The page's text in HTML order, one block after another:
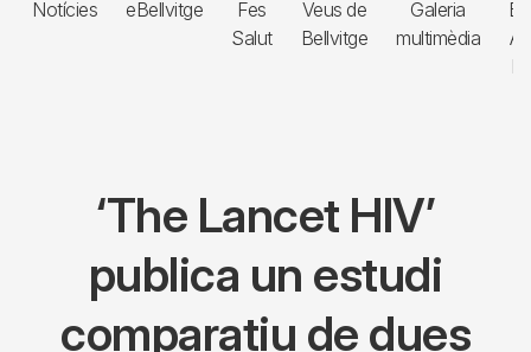
3r
Notícies eBellvitge
Fes
Salut
Veus de
Bellvitge
Galeria
multimèdia
‘The Lancet HIV’
publica un estudi
comparatiu de dues